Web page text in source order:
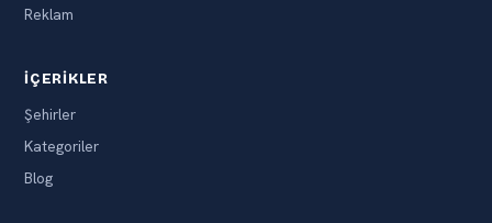
Reklam
İÇERIKLER
Şehirler
Kategoriler
Blog